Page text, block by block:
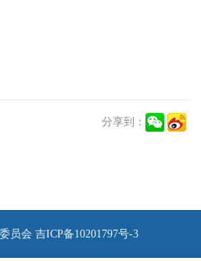
分享到：
员会 吉ICP备10201797号-3